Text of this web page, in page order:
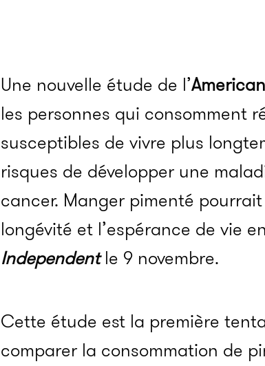
Une nouvelle étude de l’
les personnes qui consomment
susceptibles de vivre plus
risques de développer une
cancer. Manger pimenté
longévité et l’espérance de vie
Independentle 9 novembre.
Cette étude est la première
comparer la consommation de